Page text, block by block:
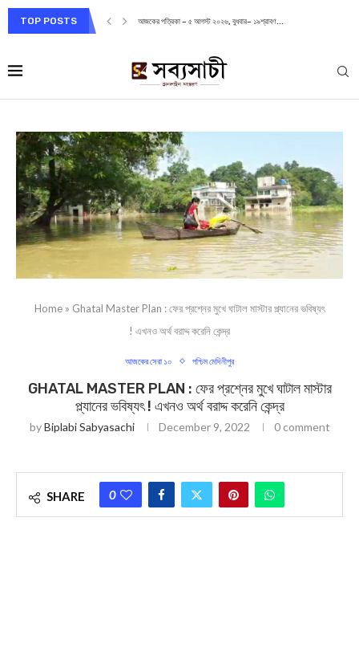
TOP POSTS আজকের পত্রিকা – ৫ আগস্ট ২০২৬, বুধবার– ১৯শ্রাবণ...
Home» Ghatal Master Plan : ফের প্রশ্নের মুখে ঘাটাল মাস্টার প্ল্যানের ভবিষ্যৎ
! এখনও অর্থ বরাদ্দ করেনি কেন্দ্র
আজকের সেরা ১০ পশ্চিম মেদিনীপুর
GHATAL MASTER PLAN : ফের প্রশ্নের মুখে ঘাটাল মাস্টার
প্ল্যানের ভবিষ্যৎ ! এখনও অর্থ বরাদ্দ করেনি কেন্দ্র
byBiplabi Sabyasachi December 9, 2022 0 comment
SHARE 0